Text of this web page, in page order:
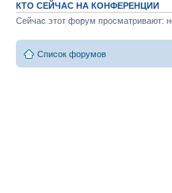
КТО СЕЙЧАС НА КОНФЕРЕНЦИИ
Сейчас этот форум просматривают:
Список форумов